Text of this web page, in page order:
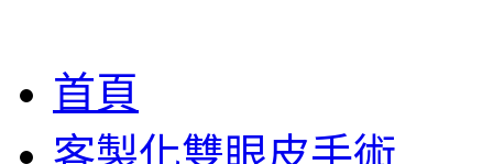
至
要
首頁